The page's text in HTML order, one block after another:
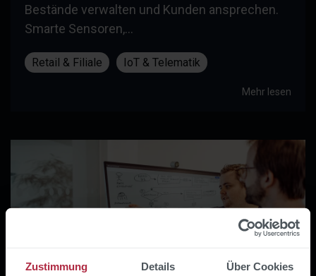
Zustimmung Details Über Cookies
Bestände verwalten und Kunden ansprechen.
Smarte Sensoren,...
Retail & Filiale IoT & Telematik
Mehr lesen